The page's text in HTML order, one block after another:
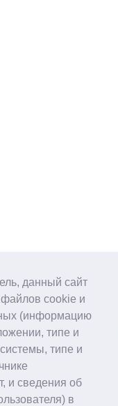
данный сайт
файлов cookie и
(информацию
типе и
типе и
и сведения об
в